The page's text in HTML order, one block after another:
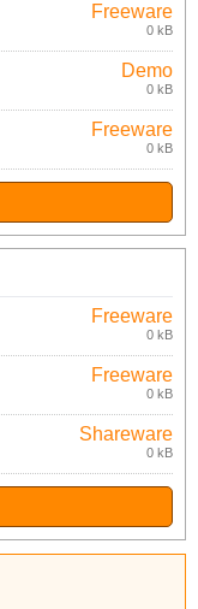
Freeware
0 kB
Demo
0 kB
Freeware
0 kB
Freeware
0 kB
Freeware
0 kB
Shareware
0 kB